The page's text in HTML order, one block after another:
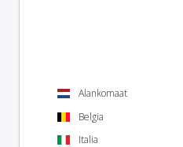
Alankomaat
Belgia
Italia